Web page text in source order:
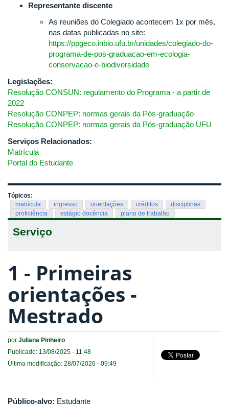
Representante discente
As reuniões do Colegiado acontecem 1x por mês,
nas datas publicadas no site:
https://ppgeco.inbio.ufu.br/unidades/colegiado-do-
programa-de-pos-graduacao-em-ecologia-
conservacao-e-biodiversidade
Legislações:
Resolução CONSUN: regulamento do Programa - a partir de
2022
Resolução CONPEP: normas gerais da Pós-graduação
Resolução CONPEP: normas gerais da Pós-graduação UFU
Serviços Relacionados:
Matrícula
Portal do Estudante
Tópicos:
matrícula
ingresso orientações créditos
disciplinas
proficiência
estágio docência plano de trabalho
Serviço
1 - Primeiras
orientações -
Mestrado
por Juliana Pinheiro
Publicado: 13/08/2025 - 11:48
Última modificação: 28/07/2026 - 09:49
Público-alvo: Estudante